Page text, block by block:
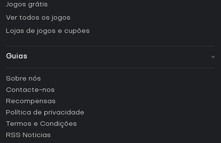
Jogos grátis
Ver todos os jogos
Lojas de jogos e cupões
Guias
Como ativar uma CD Key Steam?
Como ativar uma CD Key Epic Games?
Como ativar uma CD Key GOG?
Como ativar uma CD Key Ubisoft Connect?
Sobre nós
Contacte-nos
Recompensas
Política de privacidade
Termos e Condições
RSS Noticias